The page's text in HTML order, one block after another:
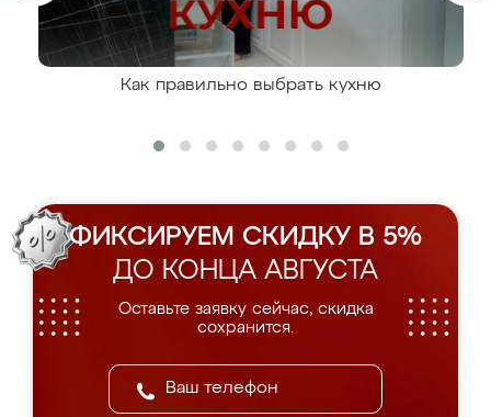
Как правильно выбрать кухню
ФИКСИРУЕМ СКИДКУ В 5%
ДО КОНЦА АВГУСТА
Оставьте заявку сейчас, скидка
сохранится.